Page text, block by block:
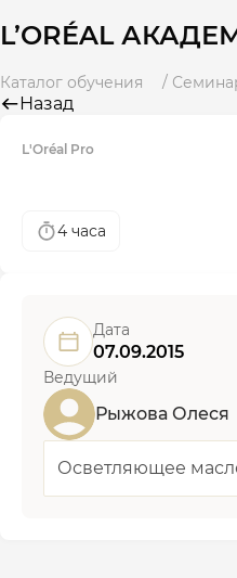
L’ORÉAL
Каталог обучения
Назад
L'Oréal Pro
4 часа
Дата
07.09.2015
Ведущий
Рыжова Олеся
Осветляющее